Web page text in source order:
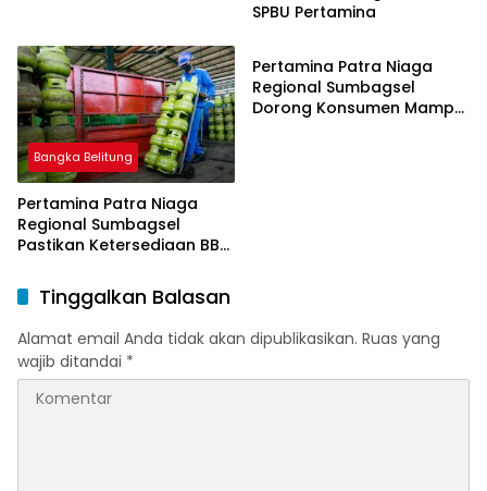
SPBU Pertamina
Bangka Belitung
Pertamina Patra Niaga
Regional Sumbagsel
Pastikan Ketersediaan BBM
Ramadan dan Menjelang
Idulfitri
Bangka Belitung
Pertamina Patra Niaga
Regional Sumbagsel
Dorong Konsumen Mampu
Tinggalkan Balasan
Alamat email Anda tidak akan dipublikasikan. Ruas yang
wajib ditandai *